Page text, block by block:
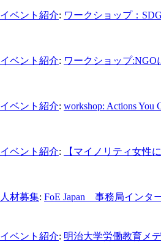
イベント紹介: ワークショップ：
イベント紹介: ワークショップ
イベント紹介: workshop: Actions You
イベント紹介: 【マイノリティ女性
人材募集: FoE Japan 事務局インタ
イベント紹介: 明治大学労働教育メ